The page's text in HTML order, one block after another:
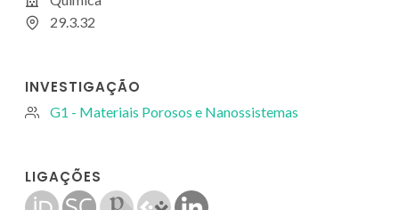
29.3.32
INVESTIGAÇÃO
G1 - Materiais Porosos e Nanossistemas
LIGAÇÕES